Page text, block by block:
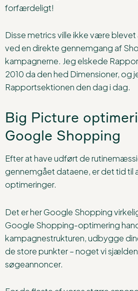
forfærdeligt!
Disse metrics ville ikke være
ved en direkte gennemgang af
kampagnerne. Jeg elskede
2010 da den hed Dimensioner, og
Rapportsektionen den dag i dag.
Big Picture
Google Shopping
Efter at have udført de
gennemgået dataene, er det tid til
optimeringer.
Det er her Google Shopping
Google Shopping-optimering
kampagnestrukturen, udbygge
de store punkter – noget vi
søgeannoncer.